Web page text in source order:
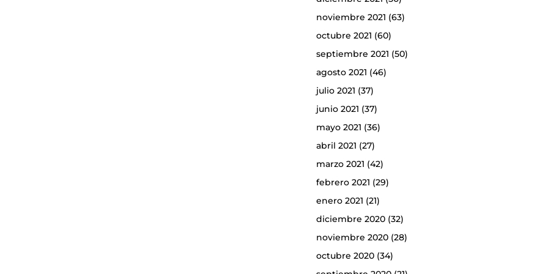
noviembre 2021 (63)
octubre 2021 (60)
septiembre 2021 (50)
agosto 2021 (46)
julio 2021 (37)
junio 2021 (37)
mayo 2021 (36)
abril 2021 (27)
marzo 2021 (42)
febrero 2021 (29)
enero 2021 (21)
diciembre 2020(32)
noviembre 2020(28)
octubre 2020(34)